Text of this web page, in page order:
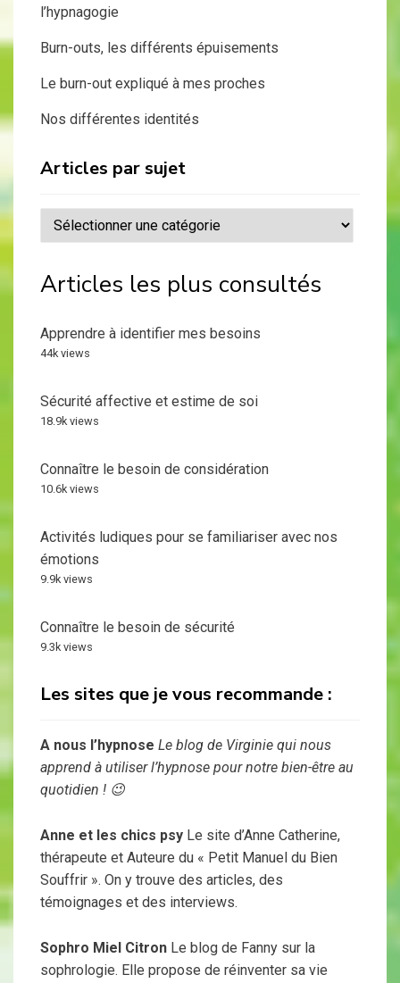
l’hypnagogie
Burn-outs, les différents épuisements
Le burn-out expliqué à mes proches
Nos différentes identités
Articles par sujet
Articles
par
Articles les plus consultés
Apprendre à identifier mes besoins
44k views
Sécurité affective et estime de soi
18.9k views
Connaître le besoin de considération
10.6k views
Activités ludiques pour se familiariser avec nos
émotions
9.9k views
Connaître le besoin de sécurité
9.3k views
Les sites que je vous recommande :
A nous l’hypnose Le blog de Virginie qui nous
apprend à utiliser l’hypnose pour notre bien-être au
quotidien ! 😉
Anne et les chics psy Le site d’Anne Catherine,
thérapeute et Auteure du « Petit Manuel du Bien
Souffrir ». On y trouve des articles, des
témoignages et des interviews.
Sophro Miel Citron Le blog de Fanny sur la
sophrologie. Elle propose de réinventer sa vie